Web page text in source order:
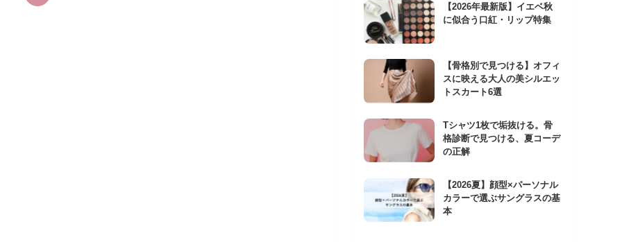
【2026年最新版】イエベ秋
に似合う口紅・リップ特集
【骨格別で見つける】オフィ
スに映える大人の美シルエッ
トスカート6選
Tシャツ1枚で垢抜ける。骨
格診断で見つける、夏コーデ
の正解
【2026夏】顔型×パーソナル
カラーで選ぶサングラスの基
本